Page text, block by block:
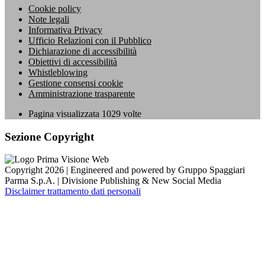
Cookie policy
Note legali
Informativa Privacy
Ufficio Relazioni con il Pubblico
Dichiarazione di accessibilità
Obiettivi di accessibilità
Whistleblowing
Gestione consensi cookie
Amministrazione trasparente
Pagina visualizzata 1029 volte
Sezione Copyright
Copyright 2026 | Engineered and powered by Gruppo Spaggiari
Parma S.p.A. | Divisione Publishing & New Social Media
Disclaimer trattamento dati personali